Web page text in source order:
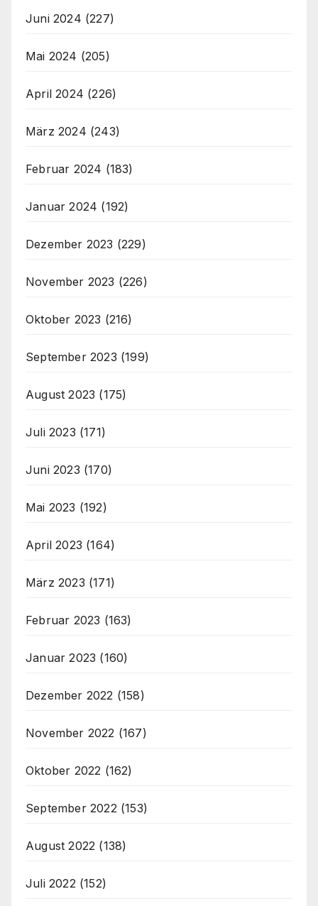
Juni 2024 (227)
Mai 2024 (205)
April 2024 (226)
März 2024 (243)
Februar 2024 (183)
Januar 2024 (192)
Dezember 2023 (229)
November 2023 (226)
Oktober 2023 (216)
September 2023 (199)
August 2023 (175)
Juli 2023 (171)
Juni 2023 (170)
Mai 2023 (192)
April 2023 (164)
März 2023 (171)
Februar 2023 (163)
Januar 2023 (160)
Dezember 2022 (158)
November 2022 (167)
Oktober 2022 (162)
September 2022 (153)
August 2022 (138)
Juli 2022 (152)